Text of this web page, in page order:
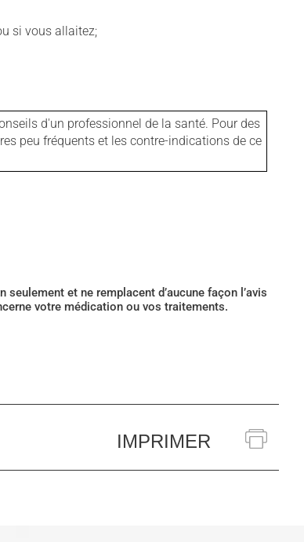
si vous allaitez;
d'un professionnel de la santé. Pour des
peu fréquents et les contre-indications de ce
et ne remplacent d’aucune façon l’avis
votre médication ou vos traitements.
IMPRIMER